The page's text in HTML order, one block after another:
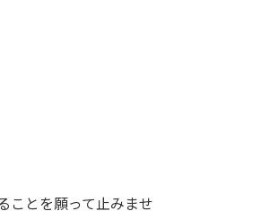
ことを願って止みませ